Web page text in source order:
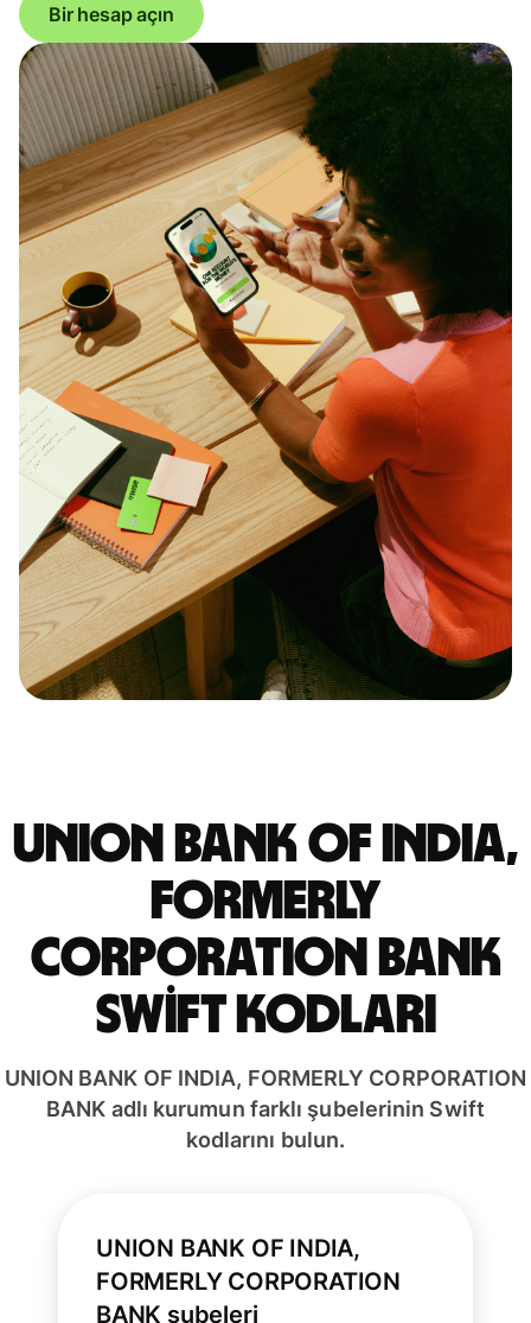
Bir hesap açın
UNION BANK OF INDIA,
FORMERLY
CORPORATION BANK
Swift kodları
UNION BANK OF INDIA, FORMERLY CORPORATION
BANK adlı kurumun farklı şubelerinin Swift
kodlarını bulun.
UNION BANK OF INDIA,
FORMERLY CORPORATION
BANK şubeleri